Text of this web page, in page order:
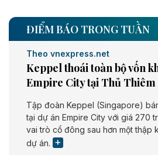
ĐIỂM BÁO TRONG TUẦN
Theo vnexpress.net
Keppel thoái toàn bộ vốn
Empire City tại Thủ Thiêm
Tập đoàn Keppel (Singapore)
tại dự án Empire City với giá 270
vai trò cổ đông sau hơn một thập
dự án.